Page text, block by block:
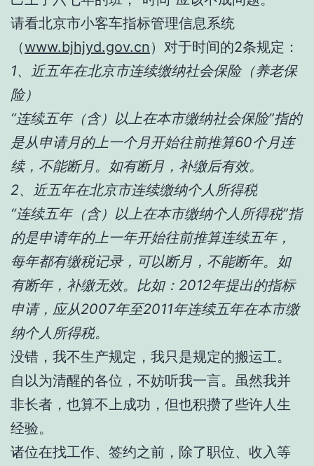
请看北京市小客车指标管理信息系统
（www.bjhjyd.gov.cn）对于时间的2条规定：
1、近五年在北京市连续缴纳社会保险（养老保
险）
“连续五年（含）以上在本市缴纳社会保险”指的
是从申请月的上一个月开始往前推算60个月连
续，不能断月。如有断月，补缴后有效。
2、近五年在北京市连续缴纳个人所得税
“连续五年（含）以上在本市缴纳个人所得税”指
的是申请年的上一年开始往前推算连续五年，
每年都有缴税记录，可以断月，不能断年。如
有断年，补缴无效。比如：2012年提出的指标
申请，应从2007年至2011年连续五年在本市缴
纳个人所得税。
没错，我不生产规定，我只是规定的搬运工。
自以为清醒的各位，不妨听我一言。虽然我并
非长者，也算不上成功，但也积攒了些许人生
经验。
诸位在找工作、签约之前，除了职位、收入等